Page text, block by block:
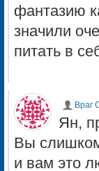
фантазию
значили
питать в
Враг
Ян,
Вы
и вам это